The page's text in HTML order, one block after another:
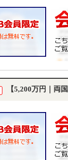
【5,200万円｜両